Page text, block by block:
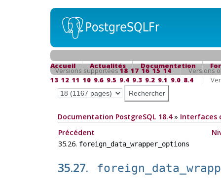
Accueil Actualités Documentation
Versions supportées18 17 16 15 14
Versions
13 12 11 10 9.6 9.5 9.4 9.3 9.2 9.1 9.0 8.4
Documentation PostgreSQL 18.4» Interfaces
Précédent
35.26. foreign_data_wrapper_options
35.27.